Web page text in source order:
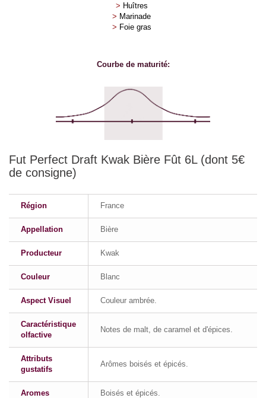
> Huîtres
> Marinade
> Foie gras
Courbe de maturité:
Fut Perfect Draft Kwak Bière Fût 6L (dont 5€
de consigne)
Région France
Appellation Bière
Producteur Kwak
Couleur Blanc
Aspect Visuel Couleur ambrée.
Caractéristique
olfactive
Notes de malt, de caramel et d'épices.
Attributs
gustatifs
Arômes boisés et épicés.
Aromes Boisés et épicés.